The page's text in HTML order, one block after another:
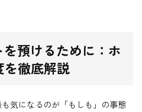
預けるために：ホ
を徹底解説
気になるのが「もしも」の事態